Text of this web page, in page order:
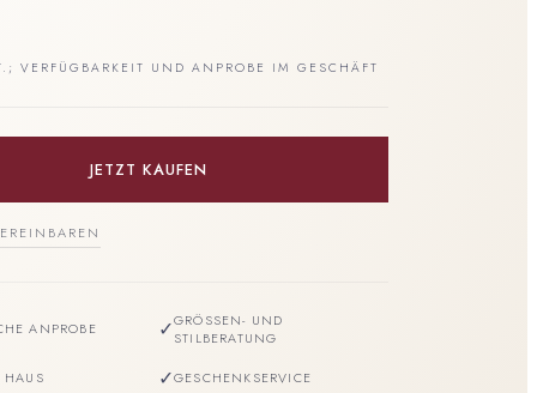
VERFÜGBARKEIT UND ANPROBE IM GESCHÄFT
JETZT KAUFEN
ANPROBE ✓GRÖSSEN- UND S
TILBERATUNG
HAUS ✓GESCHENKSERVICE